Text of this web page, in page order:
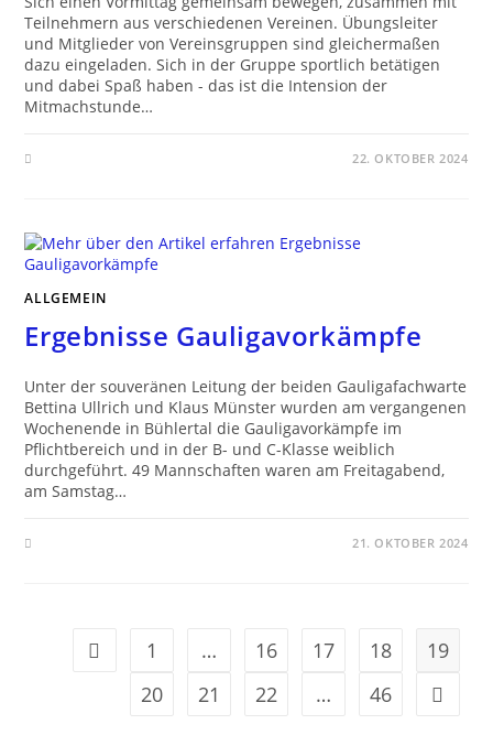
Teilnehmern aus verschiedenen Vereinen. Übungsleiter
und Mitglieder von Vereinsgruppen sind gleichermaßen
dazu eingeladen. Sich in der Gruppe sportlich betätigen
und dabei Spaß haben - das ist die Intension der
Mitmachstunde…
22. OKTOBER 2024
ALLGEMEIN
Ergebnisse Gauligavorkämpfe
Unter der souveränen Leitung der beiden Gauligafachwarte
Bettina Ullrich und Klaus Münster wurden am vergangenen
Wochenende in Bühlertal die Gauligavorkämpfe im
Pflichtbereich und in der B- und C-Klasse weiblich
durchgeführt. 49 Mannschaften waren am Freitagabend,
am Samstag…
21. OKTOBER 2024
1 … 16 17 18
19
20
21 22 … 46